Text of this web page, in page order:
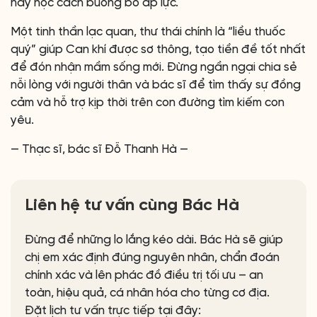
hãy học cách buông bỏ áp lực.
Một tinh thần lạc quan, thư thái chính là “liều thuốc
quý” giúp Can khí được sơ thông, tạo tiền đề tốt nhất
để đón nhận mầm sống mới. Đừng ngần ngại chia sẻ
nỗi lòng với người thân và bác sĩ để tìm thấy sự đồng
cảm và hỗ trợ kịp thời trên con đường tìm kiếm con
yêu.
— Thạc sĩ, bác sĩ Đỗ Thanh Hà —
Liên hệ tư vấn cùng Bác Hà
Đừng để những lo lắng kéo dài. Bác Hà sẽ giúp
chị em xác định đúng nguyên nhân, chẩn đoán
chính xác và lên phác đồ điều trị tối ưu – an
toàn, hiệu quả, cá nhân hóa cho từng cơ địa.
Đặt lịch tư vấn trực tiếp tại đây: